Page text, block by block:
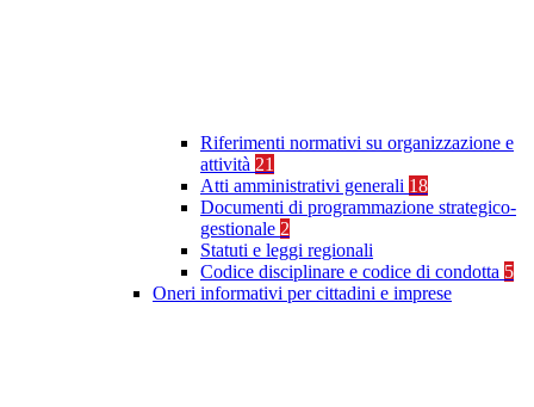
Riferimenti normativi su organizzazione e
attività 21
Atti amministrativi generali 18
Documenti di programmazione strategico-
gestionale 2
Statuti e leggi regionali
Codice disciplinare e codice di condotta 5
Oneri informativi per cittadini e imprese